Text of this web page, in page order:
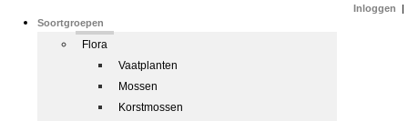
Soortgroepen
Flora
Vaatplanten
Mossen
Korstmossen
Inloggen |